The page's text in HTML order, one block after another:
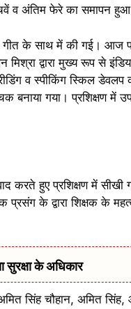
व अंतिम फेरे का समापन
गीत के साथ में की गई। आज
द्वारा मुख्य रूप से
व स्पीकिंग स्किल डेवलप
बनाया गया। प्रशिक्षण में
करते हुए प्रशिक्षण में
के द्वारा शिक्षक के
के अधिकार
सिंह चौहान, अमित सिंह,